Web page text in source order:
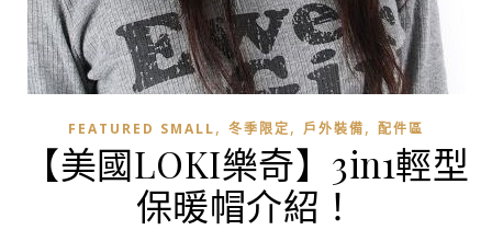
FEATURED SMALL, 冬季限定, 戶外裝備, 配件區
【美國LOKI樂奇】3in1輕型
保暖帽介紹！